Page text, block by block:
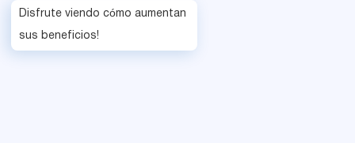
Disfrute viendo cómo aumentan
sus beneficios!